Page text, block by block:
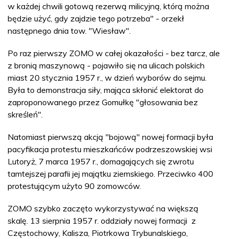
w każdej chwili gotową rezerwą milicyjną, którą można
będzie użyć, gdy zajdzie tego potrzeba" - orzekł
następnego dnia tow. "Wiesław".
Po raz pierwszy ZOMO w całej okazałości - bez tarcz, ale
z bronią maszynową - pojawiło się na ulicach polskich
miast 20 stycznia 1957 r., w dzień wyborów do sejmu.
Była to demonstracja siły, mająca skłonić elektorat do
zaproponowanego przez Gomułkę "głosowania bez
skreśleń".
Natomiast pierwszą akcją "bojową" nowej formacji była
pacyfikacja protestu mieszkańców podrzeszowskiej wsi
Lutoryż, 7 marca 1957 r., domagających się zwrotu
tamtejszej parafii jej majątku ziemskiego. Przeciwko 400
protestującym użyto 90 zomowców.
ZOMO szybko zaczęto wykorzystywać na większą
skalę. 13 sierpnia 1957 r. oddziały nowej formacji z
Częstochowy, Kalisza, Piotrkowa Trybunalskiego,